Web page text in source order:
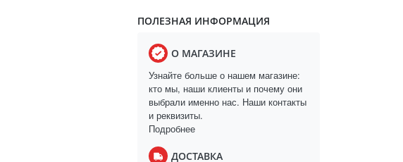
ПОЛЕЗНАЯ ИНФОРМАЦИЯ
О МАГАЗИНЕ
Узнайте больше о нашем магазине:
кто мы, наши клиенты и почему они
выбрали именно нас. Наши контакты
и реквизиты.
Подробнее
ДОСТАВКА